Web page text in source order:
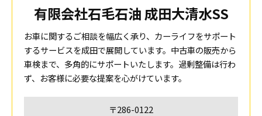
有限会社石毛石油 成田大清水SS
お車に関するご相談を幅広く承り、カーライフをサポート
するサービスを成田で展開しています。中古車の販売から
車検まで、多角的にサポートいたします。過剰整備は行わ
ず、お客様に必要な提案を心がけています。
〒286-0122